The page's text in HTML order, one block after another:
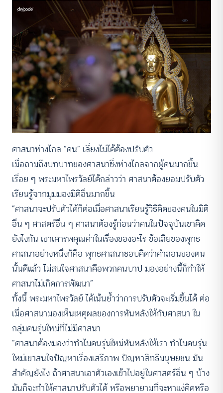
ศาสนาห่างไกล “คน” เลี่ยงไม่ได้ต้องปรับตัว
เมื่อถามถึงบทบาทของศาสนาซึ่งห่างไกลจากผู้คนมากขึ้น
เรื่อย ๆ พระมหาไพรวัลย์ได้กล่าวว่า ศาสนาต้องยอมปรับตัว
เรียนรู้จากมุมมองมิติอื่นมากขึ้น
“ศาสนาจะปรับตัวได้ก็ต่อเมื่อศาสนาเรียนรู้วิธีคิดของคนในมิติ
อื่น ๆ ศาสตร์อื่น ๆ ศาสนาต้องรู้ก่อนว่าคนในปัจจุบันเขาคิด
ยังไงกัน เขาเคารพคุณค่าในเรื่องของอะไร ข้อเสียของพุทธ
ศาสนาอย่างหนึ่งก็คือ พุทธศาสนาชอบคิดว่าคำสอนของตน
นั้นดีแล้ว ไม่สนใจศาสนาคือพวกคนบาป มองอย่างนี้ก็ทำให้
ศาสนาไม่เกิดการพัฒนา”
ทั้งนี้ พระมหาไพรวัลย์ ได้เน้นย้ำว่าการปรับตัวจะเริ่มขึ้นได้ ต่อ
เมื่อศาสนามองเห็นเหตุผลของการหันหลังให้กับศาสนา ใน
กลุ่มคนรุ่นใหม่ที่ไม่มีศาสนา
“ศาสนาต้องมองว่าทำไมคนรุ่นใหม่หันหลังให้เรา ทำไมคนรุ่น
ใหม่เขาสนใจปัญหาเรื่องเสรีภาพ ปัญหาสิทธิมนุษยชน มัน
สำคัญยังไง ถ้าศาสนาเอาตัวเองเข้าไปอยู่ในศาสตร์อื่น ๆ บ้าง
มันก็จะทำให้ศาสนาปรับตัวได้ หรือพยายามที่จะหาแง่คิดหรือ